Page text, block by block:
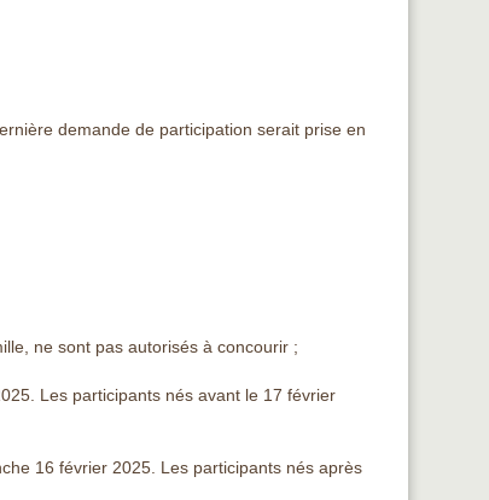
demande de participation serait prise en
ne sont pas autorisés à concourir ;
Les participants nés avant le 17 février
16 février 2025. Les participants nés après